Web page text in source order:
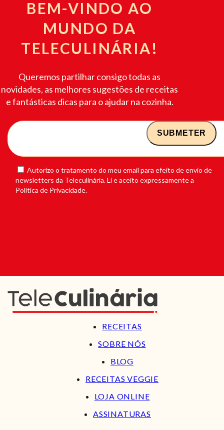
BEM-VINDO AO
MUNDO DA
TELECULINÁRIA!
Queremos partilhar consigo todas as
novidades, as melhores sugestões de receitas
e fantásticas dicas para o ajudar na cozinha.
Autorizo o tratamento do meu email para efeito de envio de
newsletters da Teleculinária. Li e aceito expressamente a
Política de Privacidade.
RECEITAS
SOBRE NÓS
BLOG
RECEITAS VEGGIE
LOJA ONLINE
ASSINATURAS